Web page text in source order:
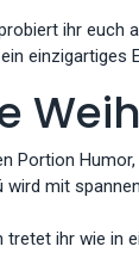
ihr euch
einzigartiges
Portion
wird mit
tretet ihr wie in